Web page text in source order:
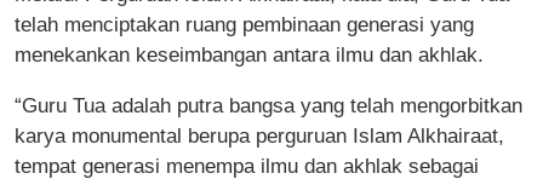
telah menciptakan ruang pembinaan generasi yang
menekankan keseimbangan antara ilmu dan akhlak.
“Guru Tua adalah putra bangsa yang telah mengorbitkan
karya monumental berupa perguruan Islam Alkhairaat,
tempat generasi menempa ilmu dan akhlak sebagai